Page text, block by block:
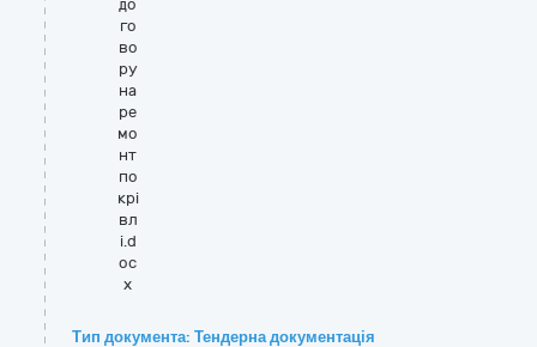
до
го
во
ру
на
ре
мо
нт
по
крі
вл
і.d
oc
x
Тип документа: Тендерна документація